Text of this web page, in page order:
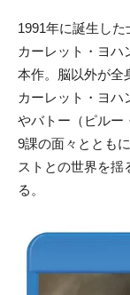
1991年に誕生し
カーレット・ヨハ
本作。脳以外が全
カーレット・ヨハ
やバトー（ピルー
9課の面々ととも
ストとの世界を揺
る。